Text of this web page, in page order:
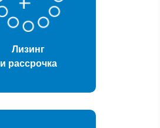
Лизинг
и рассрочка